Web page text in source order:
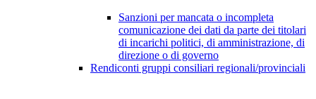
Sanzioni per mancata o incompleta
comunicazione dei dati da parte dei titolari
di incarichi politici, di amministrazione, di
direzione o di governo
Rendiconti gruppi consiliari regionali/provinciali